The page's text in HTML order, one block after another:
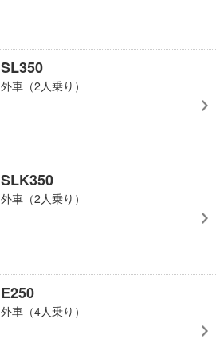
SL350
外車（2人乗り）
SLK350
外車（2人乗り）
E250
外車（4人乗り）